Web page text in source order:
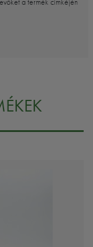
a termék cimkéjén